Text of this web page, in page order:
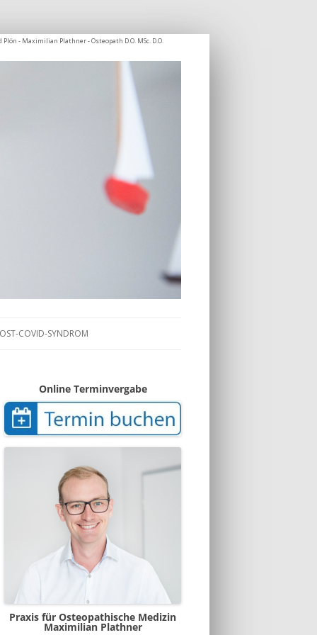
- Maximilian Plathner - Osteopath D.O. MSc. D.O.
COVID-SYNDROM
Online Terminvergabe
Praxis für Osteopathische Medizin
Maximilian Plathner